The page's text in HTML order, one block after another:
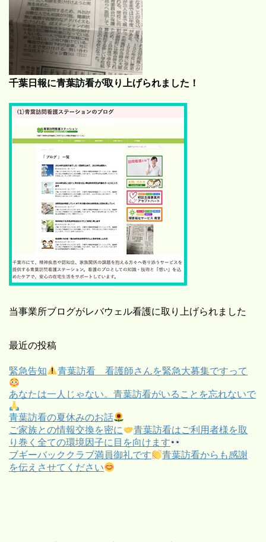
千葉日報に青葉訪看が取り上げられました！
当事業所ブログがレバウェル看護に取り上げられました
最近の投稿
緊急告知 青葉訪看 看護師さんを緊急大募集ですって
あなたは一人じゃない。青葉訪看がいることを忘れないで
青葉訪看の夏休みのお話
ご家族との情報交換を密に
青葉訪看はご利用者様を取
り巻く全ての環境因子に目を向けます
ブギーバッククラブ満員御礼です
青葉訪看からも感謝
を伝えさせてください